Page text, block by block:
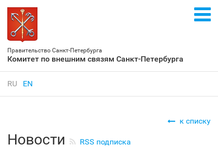
Правительство Санкт‑Петербурга
Комитет по внешним связям Санкт‑Петербурга
RU EN
к списку
Новости RSS подписка